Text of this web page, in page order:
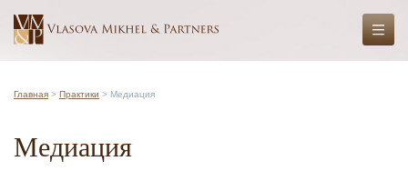
Главная > Практики > Медиация
Медиация